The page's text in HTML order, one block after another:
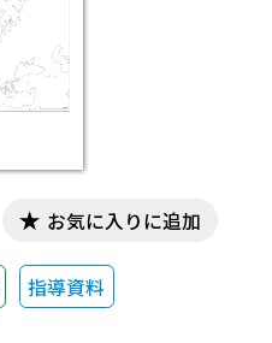
指導資料
お気に入りに追加